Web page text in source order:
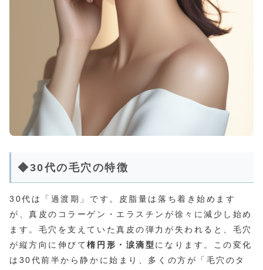
◆30代の毛穴の特徴
30代は「過渡期」です。皮脂量は落ち着き始めます
が、真皮のコラーゲン・エラスチンが徐々に減少し始め
ます。毛穴を支えていた真皮の弾力が失われると、毛穴
が縦方向に伸びて楕円形・涙滴型 になります。この変化
は30代前半から静かに始まり、多くの方が「毛穴のタ